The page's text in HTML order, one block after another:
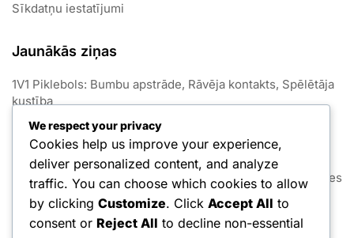
Sīkdatņu iestatījumi
Jaunākās ziņas
1V1 Piklebols: Bumbu apstrāde, Rāvēja kontakts, Spēlētāja
kustība
1V1 Piklebola: Foul skaidrojumi, Noteikumu atjauninājumi,
Spēlētāju iesaistīšana
1V1 Piklebola: Punktu strīdi, Noteikumu skaidrojumi, Spēles
etiķete
1v1 Piklebola punktu skaitīšana: kļūdas, labojumi,
We respect your privacy
Cookies help us improve your experience,
deliver personalized content, and analyze
traffic. You can choose which cookies to allow
by clicking Customize. Click Accept All to
consent or Reject All to decline non-essential